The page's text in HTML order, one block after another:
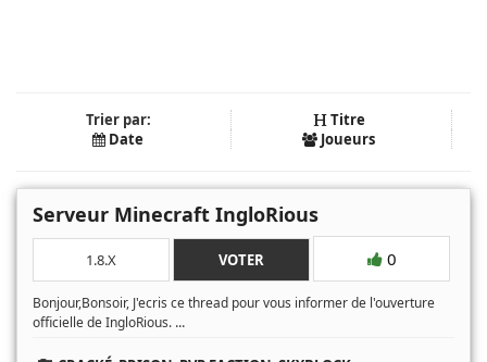
Trier par:
Titre
Date
Joueurs
Serveur Minecraft IngloRious
1.8.X VOTER 0
Bonjour,Bonsoir, J'ecris ce thread pour vous informer de l'ouverture
officielle de IngloRious. ...